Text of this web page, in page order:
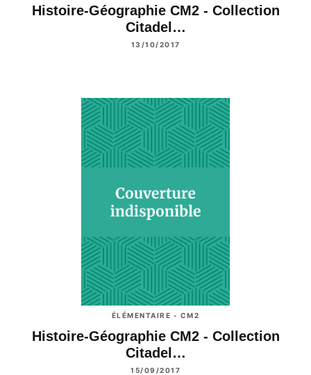
Histoire-Géographie CM2 - Collection
Citadel…
13/10/2017
ÉLÉMENTAIRE - CM2
Histoire-Géographie CM2 - Collection
Citadel…
15/09/2017